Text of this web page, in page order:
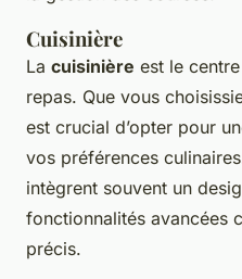
Cuisinière
La cuisinière est le
repas. Que vous
est crucial d’opter pour
vos préférences
intègrent souvent un
fonctionnalités avancées
précis.